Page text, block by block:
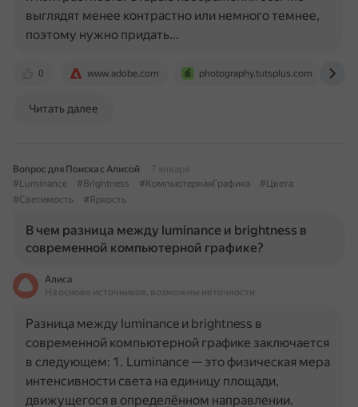
0 www.adobe.com photography.tutsplus.com
выглядят менее контрастно или немного темнее,
поэтому нужно придать…
Читать далее
Вопрос для Поиска с Алисой
7 января
#Luminance
#Brightness #КомпьютернаяГрафика
#Цвета
#Светимость
#Яркость
В чем разница между luminance и brightness в
современной компьютерной графике?
Алиса
На основе источников, возможны неточности
Разница между luminance и brightness в
современной компьютерной графике заключается
в следующем: 1. Luminance — это физическая мера
интенсивности света на единицу площади,
движущегося в определённом направлении.